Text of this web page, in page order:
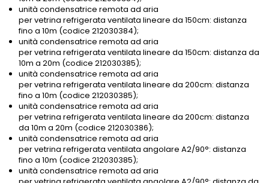
unità condensatrice remota ad aria
per vetrina refrigerata ventilata lineare da 150cm: distanza
fino a 10m (codice 212030384);
unità condensatrice remota ad aria
per vetrina refrigerata ventilata lineare da 150cm: distanza da
10m a 20m (codice 212030385);
unità condensatrice remota ad aria
per vetrina refrigerata ventilata lineare da 200cm: distanza
fino a 10m (codice 212030385);
unità condensatrice remota ad aria
per vetrina refrigerata ventilata lineare da 200cm: distanza
da 10m a 20m (codice 212030386);
unità condensatrice remota ad aria
per vetrina refrigerata ventilata angolare A2/90°: distanza
fino a 10m (codice 212030385);
unità condensatrice remota ad aria